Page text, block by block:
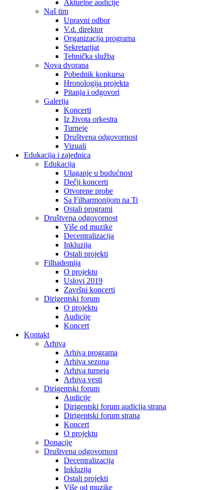
Aktuelne audicije
Naš tim
Upravni odbor
V.d. direktor
Organizacija programa
Sekretarijat
Tehnička služba
Nova dvorana
Pobednik konkursa
Hronologija projekta
Pitanja i odgovori
Galerija
Koncerti
Iz života orkestra
Turneje
Društvena odgovornost
Vizuali
Edukacija i zajednica
Edukacija
Ulaganje u budućnost
Dečji koncerti
Otvorene probe
Sa Filharmonijom na Ti
Ostali programi
Društvena odgovornost
Više od muzike
Decentralizacija
Inkluzija
Ostali projekti
Filhademija
O projektu
Uslovi 2019
Završni koncerti
Dirigentski forum
O projektu
Audicije
Koncert
Kontakt
Arhiva
Arhiva programa
Arhiva sezona
Arhiva turneja
Arhiva vesti
Dirigentski forum
Audicije
Dirigentski forum audicija strana
Dirigentski forum strana
Koncert
O projektu
Donacije
Društvena odgovornost
Decentralizacija
Inkluzija
Ostali projekti
Više od muzike